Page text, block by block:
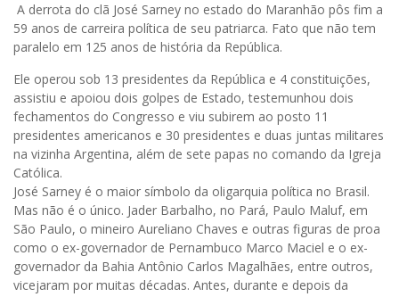
A derrota do clã José Sarney no estado do Maranhão pôs fim a
59 anos de carreira política de seu patriarca. Fato que não tem
paralelo em 125 anos de história da República.
Ele operou sob 13 presidentes da República e 4 constituições,
assistiu e apoiou dois golpes de Estado, testemunhou dois
fechamentos do Congresso e viu subirem ao posto 11
presidentes americanos e 30 presidentes e duas juntas militares
na vizinha Argentina, além de sete papas no comando da Igreja
Católica.
José Sarney é o maior símbolo da oligarquia política no Brasil.
Mas não é o único. Jader Barbalho, no Pará, Paulo Maluf, em
São Paulo, o mineiro Aureliano Chaves e outras figuras de proa
como o ex-governador de Pernambuco Marco Maciel e o ex-
governador da Bahia Antônio Carlos Magalhães, entre outros,
vicejaram por muitas décadas. Antes, durante e depois da